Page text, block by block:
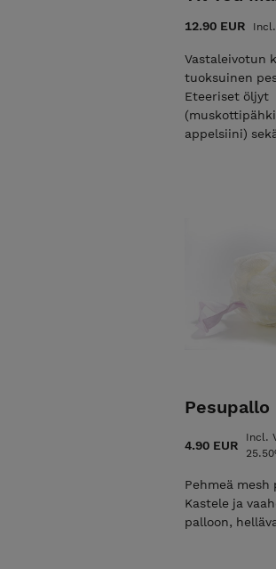
12.90 EUR
Vastaleivotun
tuoksuinen
Eteeriset öljyt
appelsiini)
Hiero
sienen
kuorintaan ja
Vaahtoaa
Pesupallo
4.90 EUR
Incl.
Pehmeä mesh
Kastele ja
palloon,